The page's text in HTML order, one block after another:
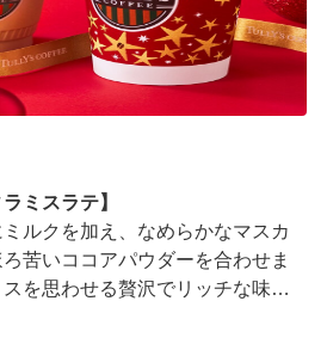
ミスラテ】
ルクを加え、なめらかなマスカ
苦いココアパウダーを合わせま
を思わせる贅沢でリッチな味わ